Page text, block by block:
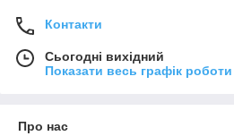
Контакти
Сьогодні вихідний
Показати весь графік роботи
Про нас